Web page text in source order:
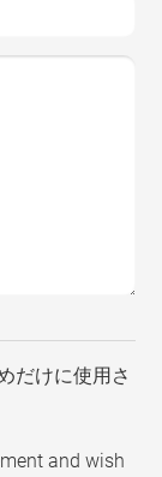
だけに使用さ
and wish